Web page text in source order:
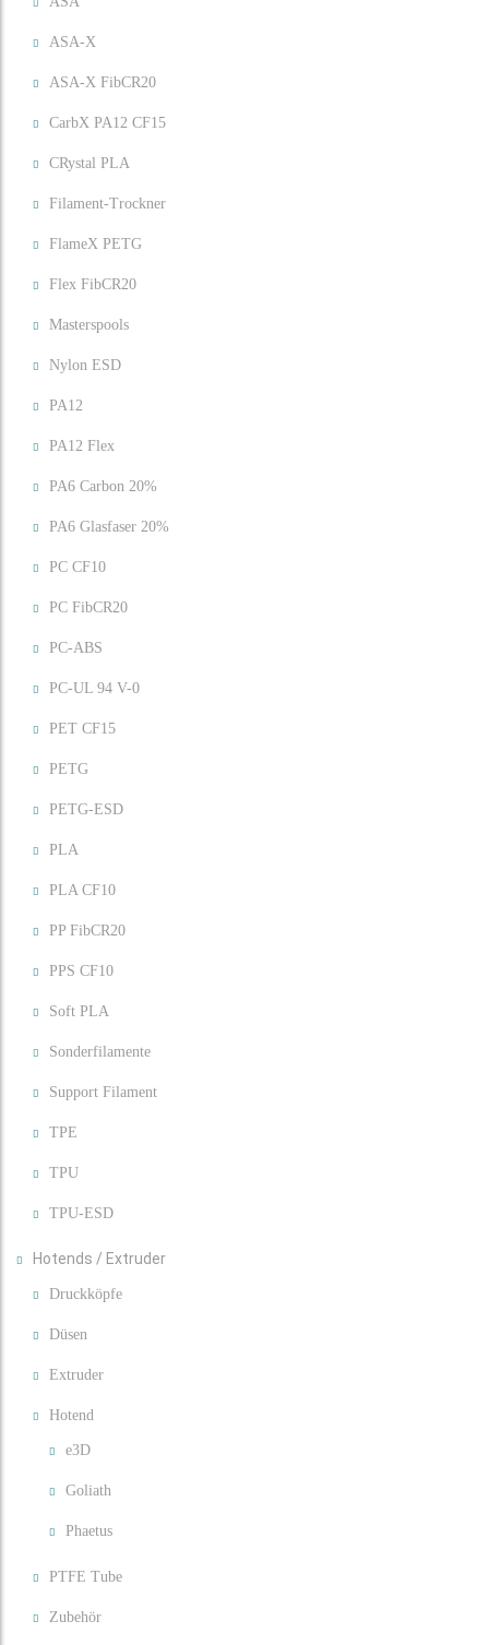
ASA-X
ASA-X FibCR20
CarbX PA12 CF15
CRystal PLA
Filament-Trockner
FlameX PETG
Flex FibCR20
Masterspools
Nylon ESD
PA12
PA12 Flex
PA6 Carbon 20%
PA6 Glasfaser 20%
PC CF10
PC FibCR20
PC-ABS
PC-UL 94 V-0
PET CF15
PETG
PETG-ESD
PLA
PLA CF10
PP FibCR20
PPS CF10
Soft PLA
Sonderfilamente
Support Filament
TPE
TPU
TPU-ESD
Hotends / Extruder
Druckköpfe
Düsen
Extruder
Hotend
e3D
Goliath
Phaetus
PTFE Tube
Zubehör